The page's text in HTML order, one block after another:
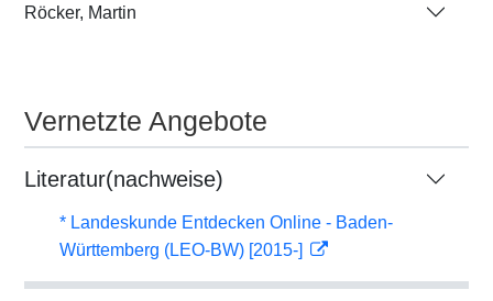
Röcker, Martin
Vernetzte Angebote
Literatur(nachweise)
* Landeskunde Entdecken Online - Baden-
Württemberg (LEO-BW) [2015-]